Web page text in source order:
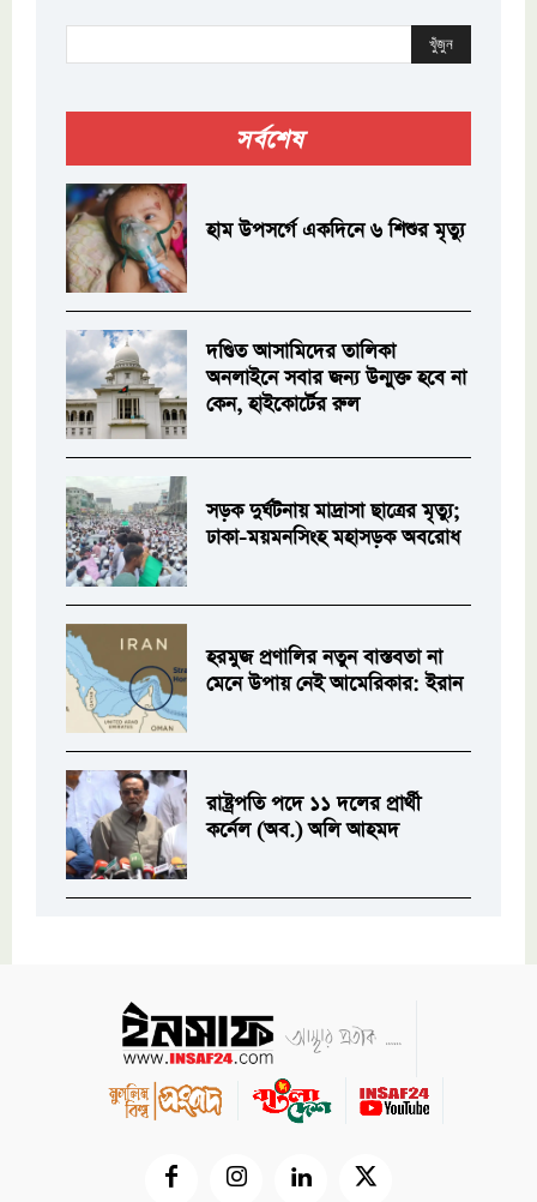
খুঁজুন
সর্বশেষ
হাম উপসর্গে একদিনে ৬ শিশুর মৃত্যু
দণ্ডিত আসামিদের তালিকা
অনলাইনে সবার জন্য উন্মুক্ত হবে না
কেন, হাইকোর্টের রুল
সড়ক দুর্ঘটনায় মাদ্রাসা ছাত্রের মৃত্যু;
ঢাকা-ময়মনসিংহ মহাসড়ক অবরোধ
হরমুজ প্রণালির নতুন বাস্তবতা না
মেনে উপায় নেই আমেরিকার: ইরান
রাষ্ট্রপতি পদে ১১ দলের প্রার্থী
কর্নেল (অব.) অলি আহমদ